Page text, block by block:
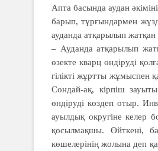
Апта басында аудан
барып, тұрғындармен
ауданда атқарылып
– Ауданда атқарылып
өзекте кварц өндіруді
гілікті жұртты жұмыспен
Сондай-ақ, кір­­піш
өндіруді көздеп отыр.
ауылдық округіне ке­лер
қосылмақшы. Өйткені,
көшелерінің жолына деп